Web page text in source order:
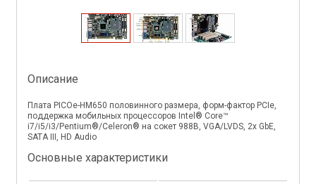
Описание
Плата PICOe-HM650 половинного размера, форм-фактор PCIe,
поддержка мобильных процессоров Intel® Core™
i7/i5/i3/Pentium®/Celeron® на сокет 988B, VGA/LVDS, 2x GbE,
SATA III, HD Audio
Основные характеристики